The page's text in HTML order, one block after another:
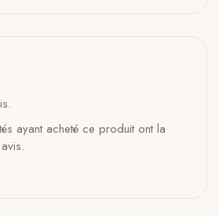
ayant acheté ce produit ont la